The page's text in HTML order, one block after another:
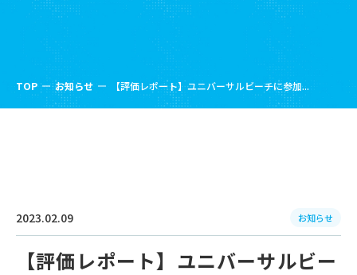
TOP お知らせ 【評価レポート】ユニバーサルビーチに参加...
2023.02.09 お知らせ
【評価レポート】ユニバーサルビー